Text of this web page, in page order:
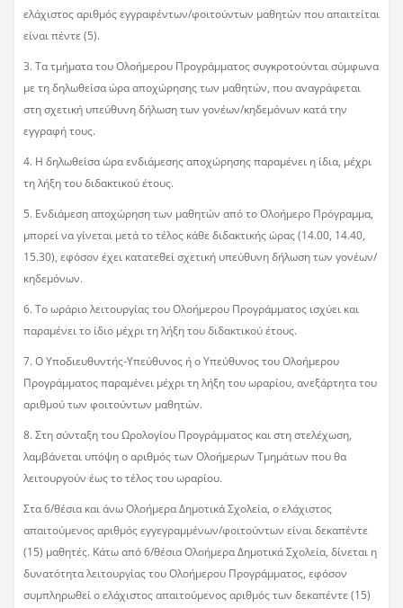
ελάχιστος αριθμός εγγραφέντων/φοιτούντων μαθητών που απαιτείται
είναι πέντε (5).
3. Τα τμήματα του Ολοήμερου Προγράμματος συγκροτούνται σύμφωνα
με τη δηλωθείσα ώρα αποχώρησης των μαθητών, που αναγράφεται
στη σχετική υπεύθυνη δήλωση των γονέων/κηδεμόνων κατά την
εγγραφή τους.
4. Η δηλωθείσα ώρα ενδιάμεσης αποχώρησης παραμένει η ίδια, μέχρι
τη λήξη του διδακτικού έτους.
5. Ενδιάμεση αποχώρηση των μαθητών από το Ολοήμερο Πρόγραμμα,
μπορεί να γίνεται μετά το τέλος κάθε διδακτικής ώρας (14.00, 14.40,
15.30), εφόσον έχει κατατεθεί σχετική υπεύθυνη δήλωση των γονέων/
κηδεμόνων.
6. Το ωράριο λειτουργίας του Ολοήμερου Προγράμματος ισχύει και
παραμένει το ίδιο μέχρι τη λήξη του διδακτικού έτους.
7. Ο Υποδιευθυντής-Υπεύθυνος ή ο Υπεύθυνος του Ολοήμερου
Προγράμματος παραμένει μέχρι τη λήξη του ωραρίου, ανεξάρτητα του
αριθμού των φοιτούντων μαθητών.
8. Στη σύνταξη του Ωρολογίου Προγράμματος και στη στελέχωση,
λαμβάνεται υπόψη ο αριθμός των Ολοήμερων Τμημάτων που θα
λειτουργούν έως το τέλος του ωραρίου.
Στα 6/θέσια και άνω Ολοήμερα Δημοτικά Σχολεία, ο ελάχιστος
απαιτούμενος αριθμός εγγεγραμμένων/φοιτούντων είναι δεκαπέντε
(15) μαθητές. Κάτω από 6/θέσια Ολοήμερα Δημοτικά Σχολεία, δίνεται η
δυνατότητα λειτουργίας του Ολοήμερου Προγράμματος, εφόσον
συμπληρωθεί ο ελάχιστος απαιτούμενος αριθμός των δεκαπέντε (15)